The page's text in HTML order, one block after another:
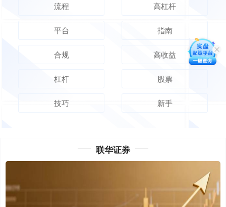
流程 高杠杆
平台 指南
合规 高收益
杠杆 股票
技巧 新手
联华证券